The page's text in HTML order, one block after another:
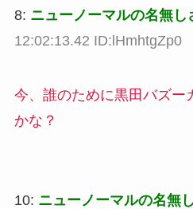
8: ニューノーマルの名無し
12:02:13.42 ID:lHmhtgZp0
今、誰のために黒田バズー
かな？
10: ニューノーマルの名無